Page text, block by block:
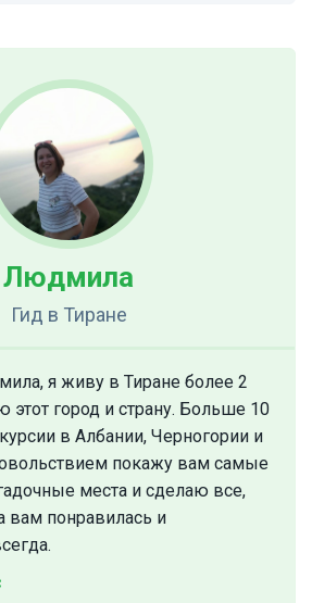
Людмила
Гид в Тиране
я живу в Тиране более 2
этот город и страну. Больше 10
в Албании, Черногории и
покажу вам самые
места и сделаю все,
вам понравилась и